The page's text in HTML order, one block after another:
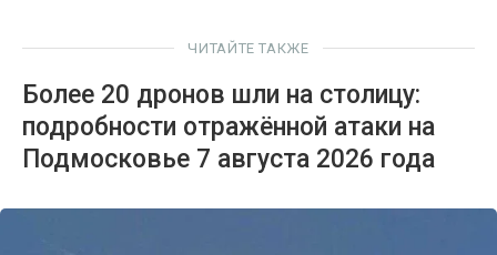
ЧИТАЙТЕ ТАКЖЕ
Более 20 дронов шли на столицу:
подробности отражённой атаки на
Подмосковье 7 августа 2026 года